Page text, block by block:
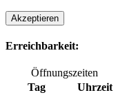
Akzeptieren
Erreichbarkeit:
Öffnungszeiten
Tag
Uhrzeit